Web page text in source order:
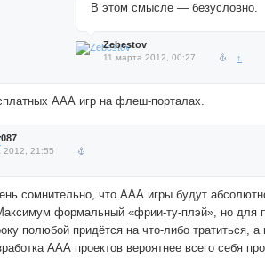
В этом смысле — безусловно.
Zebestov
11 марта 2012, 00:27 ↑
ААА игр на флеш-порталах.
2012, 21:55
сомнительно, что ААА игры будут
формальный «фрии-ту-плэй», но для
полюбой придётся на что-либо тратиться, а
ААА проектов вероятнее всего себя